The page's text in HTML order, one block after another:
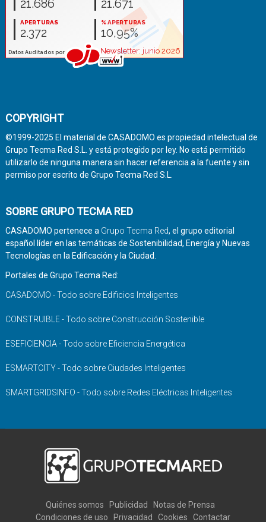
COPYRIGHT
©1999-2025 El material de CASADOMO es propiedad intelectual de
Grupo Tecma Red S.L. y está protegido por ley. No está permitido
utilizarlo de ninguna manera sin hacer referencia a la fuente y sin
permiso por escrito de Grupo Tecma Red S.L.
SOBRE GRUPO TECMA RED
CASADOMO pertenece a Grupo Tecma Red, el grupo editorial
español líder en las temáticas de Sostenibilidad, Energía y Nuevas
Tecnologías en la Edificación y la Ciudad.
Portales de Grupo Tecma Red:
CASADOMO - Todo sobre Edificios Inteligentes
CONSTRUIBLE - Todo sobre Construcción Sostenible
ESEFICIENCIA - Todo sobre Eficiencia Energética
ESMARTCITY - Todo sobre Ciudades Inteligentes
SMARTGRIDSINFO - Todo sobre Redes Eléctricas Inteligentes
Quiénes somos Publicidad
Notas de Prensa
Condiciones de uso
Privacidad Cookies Contactar